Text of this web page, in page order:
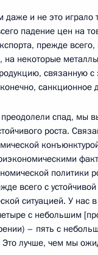
даже и не это играло
падение цен на
прежде всего,
на некоторые
связанную
санкционное
спад, мы
роста.
политики
всего с устойчивой
ситуацией. У нас
с небольшим
– пять с
лучше, чем мы